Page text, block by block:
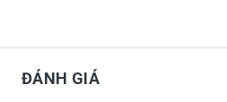
ĐÁNH GIÁ